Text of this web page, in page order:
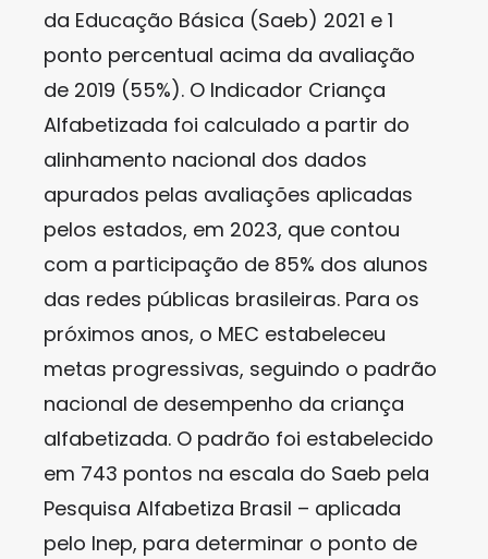
da Educação Básica (Saeb) 2021 e 1
ponto percentual acima da avaliação
de 2019 (55%). O Indicador Criança
Alfabetizada foi calculado a partir do
alinhamento nacional dos dados
apurados pelas avaliações aplicadas
pelos estados, em 2023, que contou
com a participação de 85% dos alunos
das redes públicas brasileiras. Para os
próximos anos, o MEC estabeleceu
metas progressivas, seguindo o padrão
nacional de desempenho da criança
alfabetizada. O padrão foi estabelecido
em 743 pontos na escala do Saeb pela
Pesquisa Alfabetiza Brasil – aplicada
pelo Inep, para determinar o ponto de